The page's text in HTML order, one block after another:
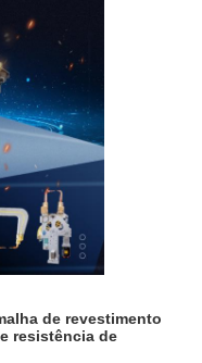
de revestimento
resistência de